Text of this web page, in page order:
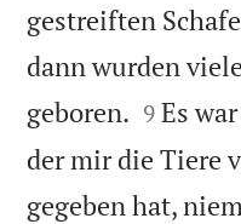
gestreiften
dann wurden
geboren. 

9 Es
der mir die Tiere
gegeben hat,